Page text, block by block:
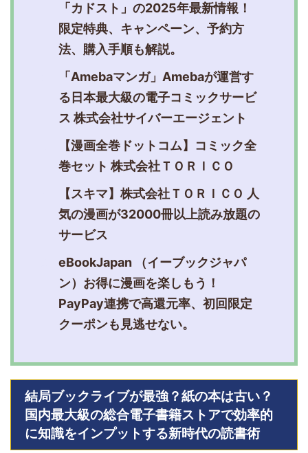
「カドスト」の2025年最新情報！
限定特典、キャンペーン、予約方
法、購入手順も解説。
「Amebaマンガ」Amebaが運営す
る日本最大級の電子コミックサービ
ス 株式会社サイバーエージェント
【漫画全巻ドットコム】コミック全
巻セット 株式会社ＴＯＲＩＣＯ
【スキマ】株式会社ＴＯＲＩＣＯ 人
気の漫画が32000冊以上読み放題の
サービス
eBookJapan （イーブックジャパ
ン）お得に漫画を楽しもう！
PayPay連携で高還元率、初回限定
クーポンも見逃せない。
結局ブックライブが最強？紙の本は古い？
国内最大級の総合電子書籍ストアで効率的
に知識をインプットする新時代の読書術